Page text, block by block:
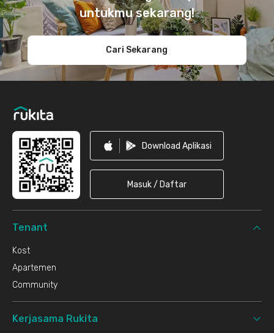
untukmu sekarang!
Cari Sekarang
Download Aplikasi
Masuk / Daftar
Tenant
Kost
Apartemen
Community
Kerjasama Rukita